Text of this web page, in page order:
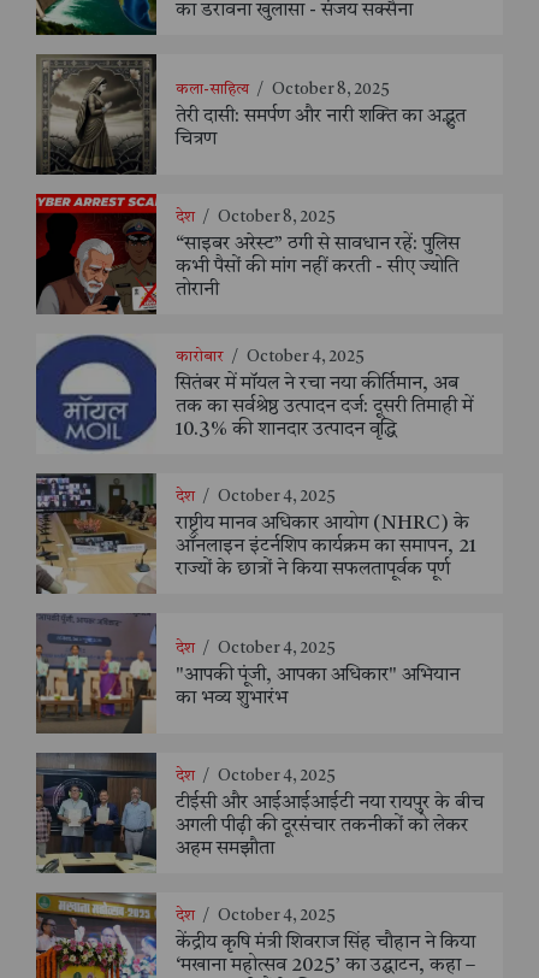
का डरावना खुलासा - संजय सक्सैना
कला-साहित्य / October 8, 2025
तेरी दासी: समर्पण और नारी शक्ति का अद्भुत
चित्रण
देश / October 8, 2025
“साइबर अरेस्ट” ठगी से सावधान रहें: पुलिस
कभी पैसों की मांग नहीं करती - सीए ज्योति
तोरानी
कारोबार / October 4, 2025
सितंबर में मॉयल ने रचा नया कीर्तिमान, अब
तक का सर्वश्रेष्ठ उत्पादन दर्ज: दूसरी तिमाही में
10.3% की शानदार उत्पादन वृद्धि
देश / October 4, 2025
राष्ट्रीय मानव अधिकार आयोग (NHRC) के
ऑनलाइन इंटर्नशिप कार्यक्रम का समापन, 21
राज्यों के छात्रों ने किया सफलतापूर्वक पूर्ण
देश / October 4, 2025
"आपकी पूंजी, आपका अधिकार" अभियान
का भव्य शुभारंभ
देश / October 4, 2025
टीईसी और आईआईआईटी नया रायपुर के बीच
अगली पीढ़ी की दूरसंचार तकनीकों को लेकर
अहम समझौता
देश / October 4, 2025
केंद्रीय कृषि मंत्री शिवराज सिंह चौहान ने किया
‘मखाना महोत्सव 2025’ का उद्घाटन, कहा –